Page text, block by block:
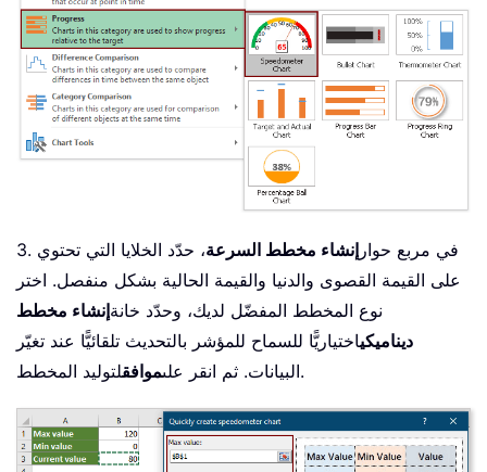
3. في مربع حوار إنشاء مخطط السرعة، حدّد الخلايا التي تحتوي
على القيمة القصوى والدنيا والقيمة الحالية بشكل منفصل. اختر
نوع المخطط المفضّل لديك، وحدّد خانةإنشاء مخطط
ديناميكياختياريًّا للسماح للمؤشر بالتحديث تلقائيًّا عند تغيّر
البيانات. ثم انقر علىموافق لتوليد المخطط.